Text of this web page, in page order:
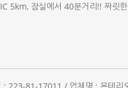
5km, 잠실에서 40분거리!! 짜릿